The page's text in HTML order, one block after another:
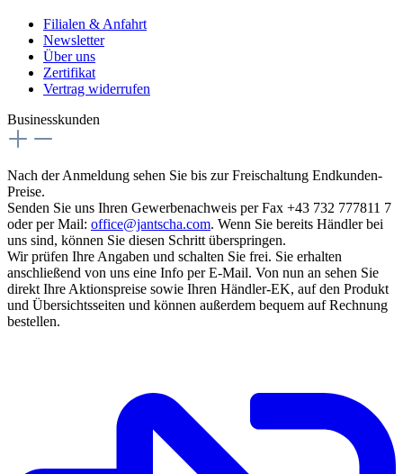
Filialen & Anfahrt
Newsletter
Über uns
Zertifikat
Vertrag widerrufen
Businesskunden
Nach der Anmeldung sehen Sie bis zur Freischaltung Endkunden-
Preise.
Senden Sie uns Ihren Gewerbenachweis per Fax +43 732 777811 7
oder per Mail: office@jantscha.com. Wenn Sie bereits Händler bei
uns sind, können Sie diesen Schritt überspringen.
Wir prüfen Ihre Angaben und schalten Sie frei. Sie erhalten
anschließend von uns eine Info per E-Mail. Von nun an sehen Sie
direkt Ihre Aktionspreise sowie Ihren Händler-EK, auf den Produkt
und Übersichtsseiten und können außerdem bequem auf Rechnung
bestellen.